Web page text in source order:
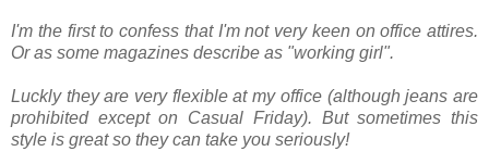
I'm the first to confess that I'm not very keen on office attires.
Or as some magazines describe as "working girl".
Luckly they are very flexible at my office (although jeans are
prohibited except on Casual Friday). But sometimes this
style is great so they can take you seriously!